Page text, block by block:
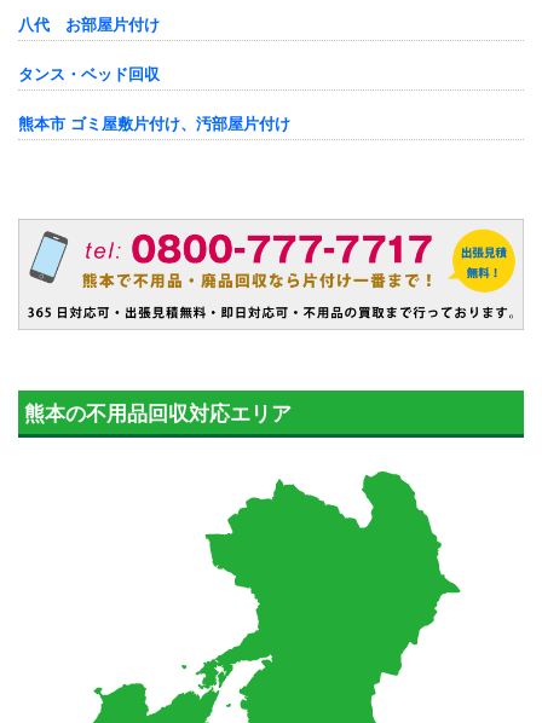
八代 お部屋片付け
タンス・ベッド回収
熊本市 ゴミ屋敷片付け、汚部屋片付け
熊本の不用品回収対応エリア